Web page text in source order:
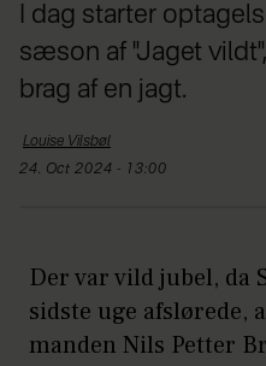
I dag starter
sæson af "Jaget
brag af en jagt.
Louise Vilsbøl
24. Oct 2024 - 13:00
Der var vild jubel, da
sidste uge afslørede,
manden Nils Petter